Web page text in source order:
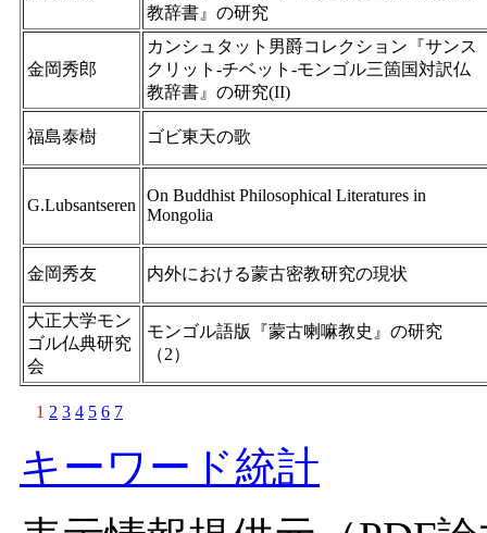
教辞書』の研究
金岡秀郎
カンシュタット男爵コレクション『サンス
クリット-チベット-モンゴル三箇国対訳仏
教辞書』の研究(II)
福島泰樹 ゴビ東天の歌
G.Lubsantseren
On Buddhist Philosophical Literatures in
Mongolia
金岡秀友 内外における蒙古密教研究の現状
大正大学モン
ゴル仏典研究
会
モンゴル語版『蒙古喇嘛教史』の研究
（2）
1 2 3 4 5 6 7
キーワード統計